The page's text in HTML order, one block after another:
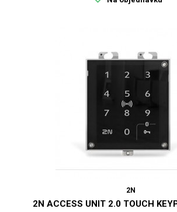
2N
2N ACCESS UNIT 2.0 TOUCH